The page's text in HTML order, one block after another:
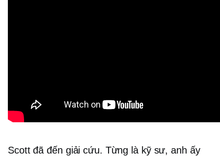
Scott đã đến giải cứu. Từng là kỹ sư, anh ấy